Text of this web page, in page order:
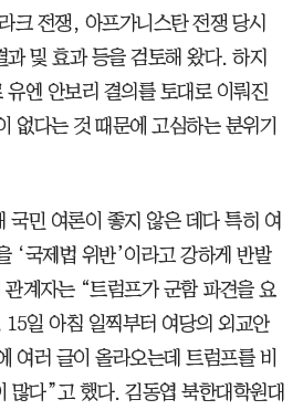
크 전쟁, 아프가니스탄 전쟁 당시
및 효과 등을 검토해 왔다. 하지
엔 안보리 결의를 토대로 이뤄진
없다는 것 때문에 고심하는 분위기
국민 여론이 좋지 않은 데다 특히 여
‘국제법 위반’이라고 강하게 반발
계자는 “트럼프가 군함 파견을 요
일 아침 일찍부터 여당의 외교안
여러 글이 올라오는데 트럼프를 비
많다”고 했다. 김동엽 북한대학원대